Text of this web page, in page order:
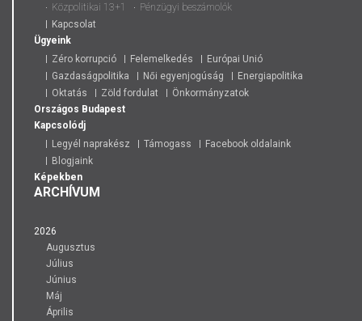
Közpolitikai 13+1
Pénzügyi beszámolók
Kapcsolat
Ügyeink
Zéro korrupció
Felemelkedés
Európai Unió
Gazdaságpolitika
Női egyenjogúság
Energiapolitika
Oktatás
Zöld fordulat
Önkormányzatok
Országos Budapest
Kapcsolódj
Legyél naprakész
Támogass
Facebook oldalaink
Blogjaink
Képekben
ARCHÍVUM
2026
Augusztus
Július
Június
Máj
Április